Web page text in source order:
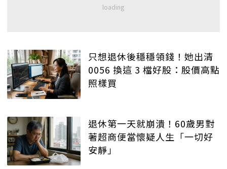
只想退休後穩穩領錢！她出清
0056 換這 3 檔好股：股價高點
照樣買
退休第一天就崩潰！60歲男對
著超商便當懷疑人生「一切好
安靜」